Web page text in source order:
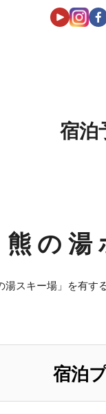
宿泊
熊の湯
湯スキー場」を有す
宿泊